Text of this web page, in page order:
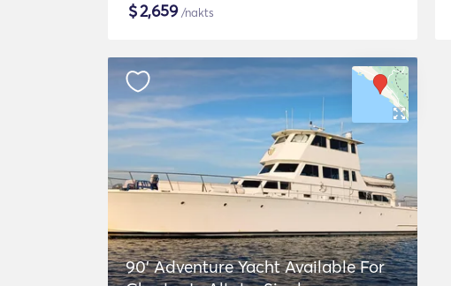
$2,659/nakts
90' Adventure Yacht Available For